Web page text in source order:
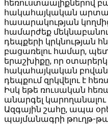
հեռուստաալիքներով
հակահայկական
հասարակության
համարժեք
դեպքերի կրկնության
բացառելու համար,
երաշխիքը, որ
հակահայկական
դեպքում զրկվելու է
Իսկ եթե ռուսական
անարգել կարողանալու
Ազգային շահը, ապա
պայմանագրի թուղթ-